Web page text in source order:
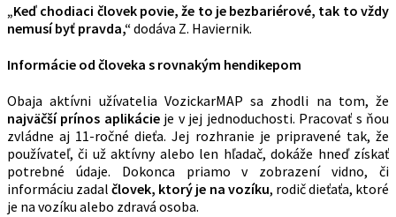
„Keď chodiaci človek povie, že to je bezbariérové, tak to vždy
nemusí byť pravda,“dodáva Z. Haviernik.
Informácie od človeka s rovnakým hendikepom
Obaja aktívni užívatelia VozickarMAP sa zhodli na tom, že
najväčší prínos aplikácieje v jej jednoduchosti. Pracovať s ňou
zvládne aj 11-ročné dieťa. Jej rozhranie je pripravené tak, že
používateľ, či už aktívny alebo len hľadač, dokáže hneď získať
potrebné údaje. Dokonca priamo v zobrazení vidno, či
informáciu zadalčlovek, ktorý je na vozíku, rodič dieťaťa, ktoré
je na vozíku alebo zdravá osoba.